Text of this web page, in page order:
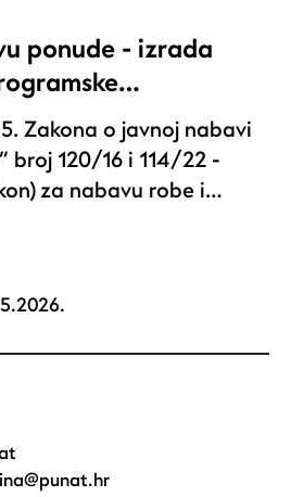
ponude - izrada
Zakona o javnoj nabavi
broj 120/16 i 114/22 -
za nabavu robe i…